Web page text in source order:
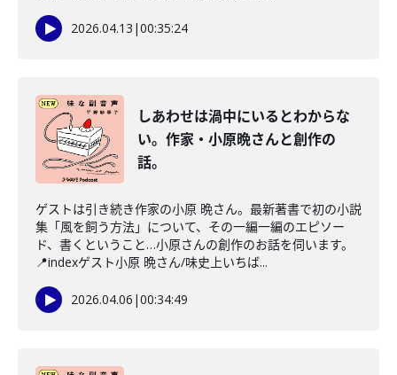
2026.04.13 |00:35:24
しあわせは渦中にいるとわからな
い。作家・小原晩さんと創作の
話。
ゲストは引き続き作家の小原 晩さん。最新著書で初の小説
集「風を飼う方法」について、その一編一編のエピソー
ド、書くということ…小原さんの創作のお話を伺います。
📍indexゲスト小原 晩さん/味史上いちば...
2026.04.06 |00:34:49